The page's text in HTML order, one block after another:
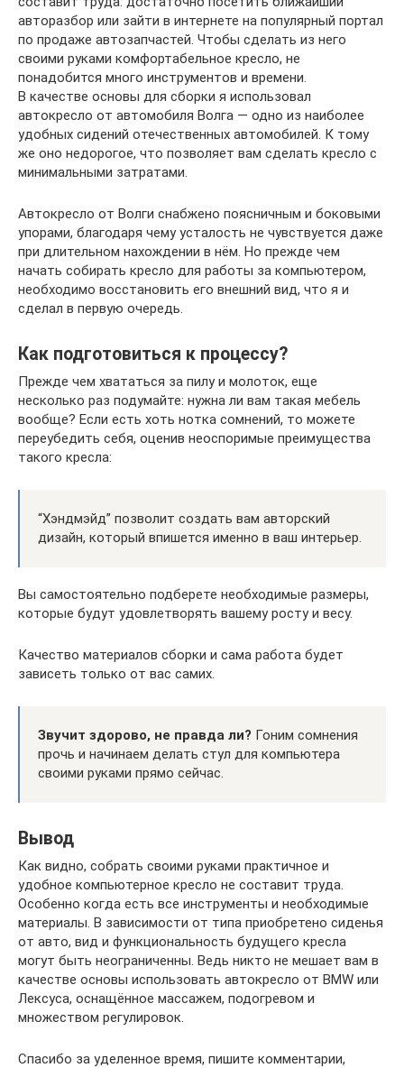
авторазбор или зайти в интернете на популярный портал
по продаже автозапчастей. Чтобы сделать из него
своими руками комфортабельное кресло, не
понадобится много инструментов и времени.
В качестве основы для сборки я использовал
автокресло от автомобиля Волга — одно из наиболее
удобных сидений отечественных автомобилей. К тому
же оно недорогое, что позволяет вам сделать кресло с
минимальными затратами.
Автокресло от Волги снабжено поясничным и боковыми
упорами, благодаря чему усталость не чувствуется даже
при длительном нахождении в нём. Но прежде чем
начать собирать кресло для работы за компьютером,
необходимо восстановить его внешний вид, что я и
сделал в первую очередь.
Как подготовиться к процессу?
Прежде чем хвататься за пилу и молоток, еще
несколько раз подумайте: нужна ли вам такая мебель
вообще? Если есть хоть нотка сомнений, то можете
переубедить себя, оценив неоспоримые преимущества
такого кресла:
“Хэндмэйд” позволит создать вам авторский
дизайн, который впишется именно в ваш интерьер.
Вы самостоятельно подберете необходимые размеры,
которые будут удовлетворять вашему росту и весу.
Качество материалов сборки и сама работа будет
зависеть только от вас самих.
Звучит здорово, не правда ли? Гоним сомнения
прочь и начинаем делать стул для компьютера
своими руками прямо сейчас.
Вывод
Как видно, собрать своими руками практичное и
удобное компьютерное кресло не составит труда.
Особенно когда есть все инструменты и необходимые
материалы. В зависимости от типа приобретено сиденья
от авто, вид и функциональность будущего кресла
могут быть неограниченны. Ведь никто не мешает вам в
качестве основы использовать автокресло от BMW или
Лексуса, оснащённое массажем, подогревом и
множеством регулировок.
Спасибо за уделенное время, пишите комментарии,